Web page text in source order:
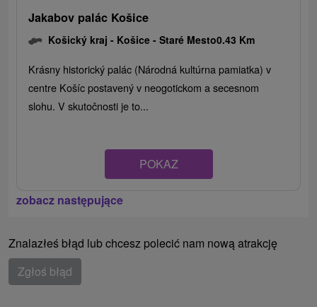
Jakabov palác Košice
Košický kraj - Košice - Staré Mesto0.43 Km
Krásny historický palác (Národná kultúrna pamiatka) v
centre Košíc postavený v neogotickom a secesnom
slohu. V skutočnosti je to...
POKAZ
zobacz następujące
Znalazłeś błąd lub chcesz polecić nam nową atrakcję
Zgłoś błąd